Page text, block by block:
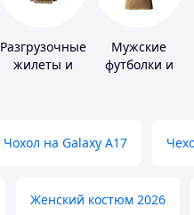
Разгрузочные
жилеты и
Мужские
футболки и
Чохол на Galaxy A17
Женский костюм 2026